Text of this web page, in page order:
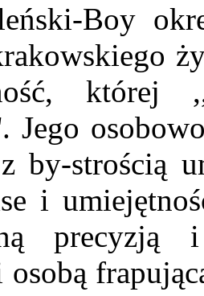
Boy
której
Jego
by-strością
i
osobą